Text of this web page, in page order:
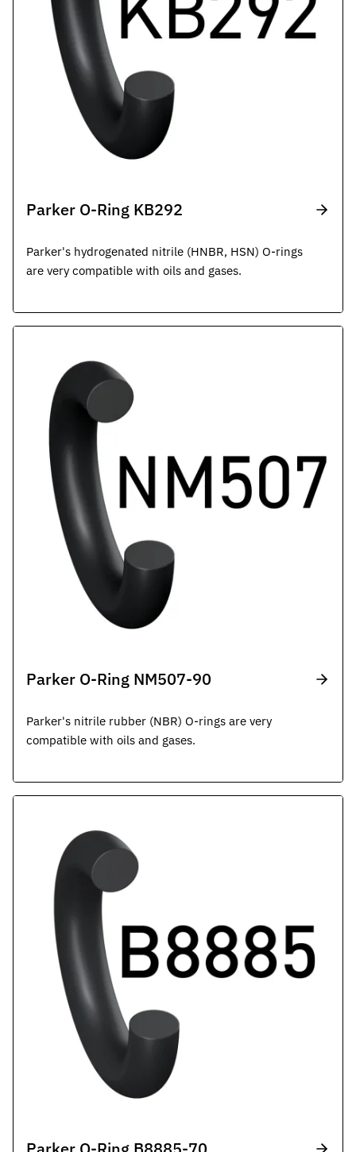
Parker O-Ring KB292
Parker's hydrogenated nitrile (HNBR, HSN) O-rings
are very compatible with oils and gases.
Parker O-Ring NM507-90
Parker's nitrile rubber (NBR) O-rings are very
compatible with oils and gases.